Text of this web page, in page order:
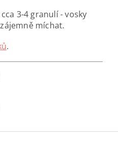
3-4 granulí - vosky
míchat.
.